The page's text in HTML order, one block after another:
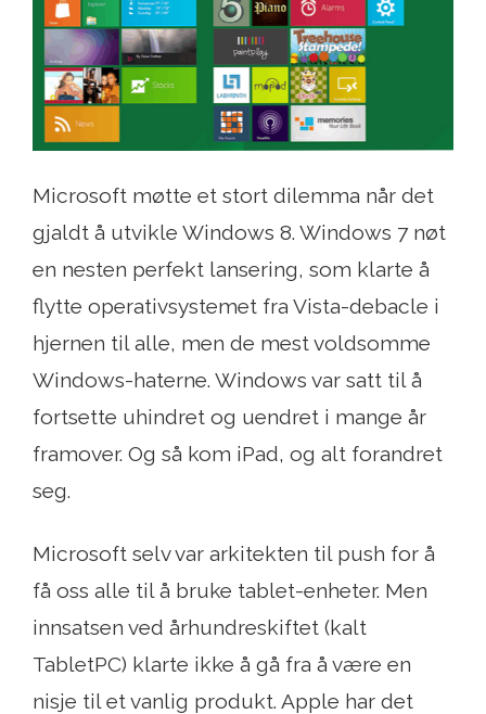
Microsoft møtte et stort dilemma når det
gjaldt å utvikle Windows 8. Windows 7 nøt
en nesten perfekt lansering, som klarte å
flytte operativsystemet fra Vista-debacle i
hjernen til alle, men de mest voldsomme
Windows-haterne. Windows var satt til å
fortsette uhindret og uendret i mange år
framover. Og så kom iPad, og alt forandret
seg.
Microsoft selv var arkitekten til push for å
få oss alle til å bruke tablet-enheter. Men
innsatsen ved århundreskiftet (kalt
TabletPC) klarte ikke å gå fra å være en
nisje til et vanlig produkt. Apple har det